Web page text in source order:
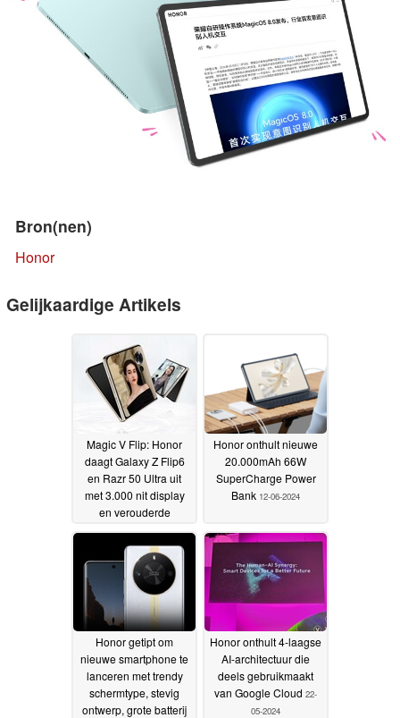
Bron(nen)
Honor
Gelijkaardige Artikels
Magic V Flip: Honor
daagt Galaxy Z Flip6
en Razr 50 Ultra uit
met 3.000 nit display
en verouderde
Gen 1 chipset14-06-2024
Honor onthult nieuwe
20.000mAh 66W
SuperCharge Power
Bank 12-06-2024
Honor getipt om
nieuwe smartphone te
lanceren met trendy
schermtype, stevig
ontwerp, grote batterij
Honor onthult 4-laagse
AI-architectuur die
deels gebruikmaakt
van Google Cloud 22-
05-2024